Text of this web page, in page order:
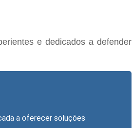
e dedicados a defender
a oferecer soluções